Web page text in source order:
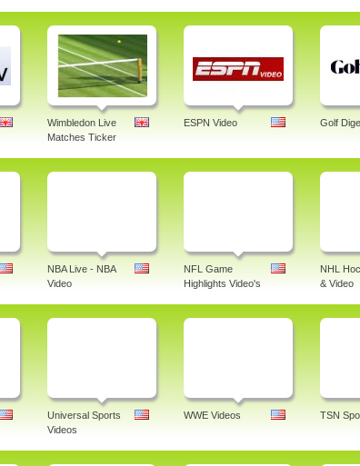
Wimbledon Live
Matches Ticker
ESPN Video Golf
NBA Live - NBA
Video
NFL Game
Highlights Video's
NHL
& Video
Universal Sports
Videos
WWE Videos TSN